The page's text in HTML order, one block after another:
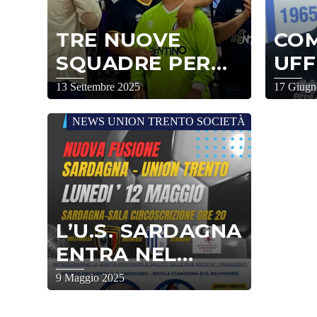
TRE NUOVE
SQUADRE PER
UNION TRENTO
13 Settembre 2025 17
NEWS UNION TRENTO SOCIETÀ
L’U.S. SARDAGNA
ENTRA NEL
PROGETTO
9 Maggio 2025